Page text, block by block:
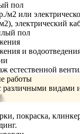
пол
м2 или
электрический
пол
и
естественной
работы
различными видами
покраска,